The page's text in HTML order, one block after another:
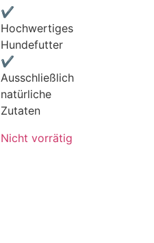
✔
Hochwertiges
Hundefutter
✔
Ausschließlich
natürliche
Zutaten
Nicht vorrätig